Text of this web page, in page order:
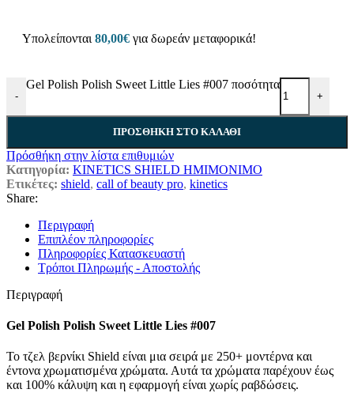
Υπολείπονται 80,00€ για δωρεάν μεταφορικά!
-
Gel Polish Polish Sweet Little Lies #007 ποσότητα
+
ΠΡΟΣΘΉΚΗ ΣΤΟ ΚΑΛΆΘΙ
Πρόσθήκη στην λίστα επιθυμιών
Κατηγορία: KINETICS SHIELD ΗΜΙΜΟΝΙΜΟ
Ετικέτες: shield, call of beauty pro, kinetics
Share:
Περιγραφή
Επιπλέον πληροφορίες
Πληροφορίες Κατασκευαστή
Τρόποι Πληρωμής - Αποστολής
Περιγραφή
Gel Polish Polish Sweet Little Lies #007
Το τζελ βερνίκι Shield είναι μια σειρά με 250+ μοντέρνα και
έντονα χρωματισμένα χρώματα. Αυτά τα χρώματα παρέχουν έως
και 100% κάλυψη και η εφαρμογή είναι χωρίς ραβδώσεις.